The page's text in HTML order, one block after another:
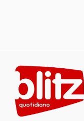
content